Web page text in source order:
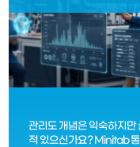
관리도 개념은 익숙하지만
적 있으신가요? Minitab